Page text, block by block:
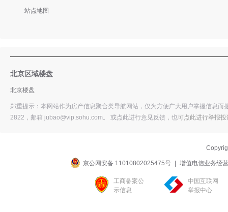
站点地图
北京区域楼盘
北京楼盘
郑重提示：本网站作为房产信息聚合类导航网站，仅为方便广大用户掌握信息
2822，邮箱 jubao@vip.sohu.com。 或点此进行意见反馈， 也可点此进行举报投
京公网安备 11010802025475号 增值电信业务经
工商备案公
示信息
中国互联网
举报中心